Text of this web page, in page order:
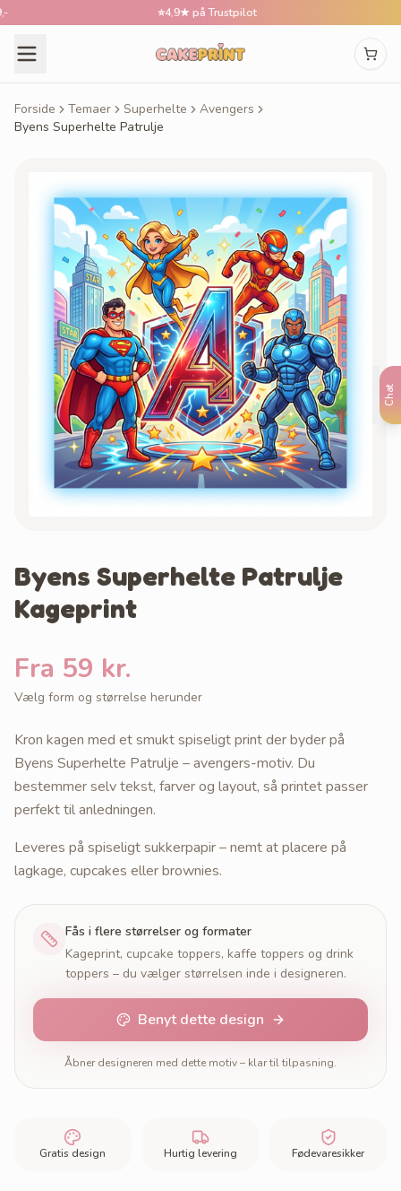
Chat
4,9★ på Trustpilot
Forside Temaer Superhelte
Avengers
Byens Superhelte Patrulje
Byens Superhelte Patrulje
Kageprint
Fra 59 kr.
Vælg form og størrelse herunder
Kron kagen med et smukt spiseligt print der byder på
Byens Superhelte Patrulje – avengers-motiv. Du
bestemmer selv tekst, farver og layout, så printet passer
perfekt til anledningen.
Leveres på spiseligt sukkerpapir – nemt at placere på
lagkage, cupcakes eller brownies.
Fås i flere størrelser og formater
Kageprint, cupcake toppers, kaffe toppers og drink
toppers – du vælger størrelsen inde i designeren.
Benyt dette design
Åbner designeren med dette motiv – klar til tilpasning.
Gratis design Hurtig levering Fødevaresikker